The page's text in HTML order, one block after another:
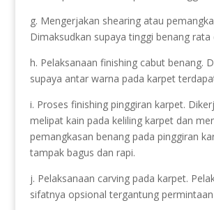
g. Mengerjakan shearing atau
Dimaksudkan supaya tinggi benang rata
h. Pelaksanaan finishing cabut benang.
supaya antar warna pada karpet
i. Proses finishing pinggiran karpet.
melipat kain pada keliling karpet dan
pemangkasan benang pada pinggiran
tampak bagus dan rapi.
j. Pelaksanaan carving pada karpet.
sifatnya opsional tergantung